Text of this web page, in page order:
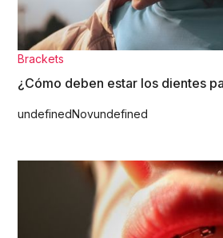
Brackets
¿Cómo deben estar los dientes
undefinedNovundefined